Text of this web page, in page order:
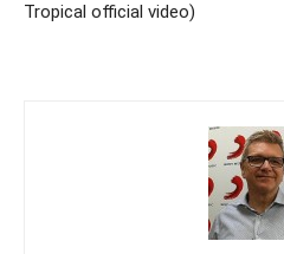
Tropical official video)